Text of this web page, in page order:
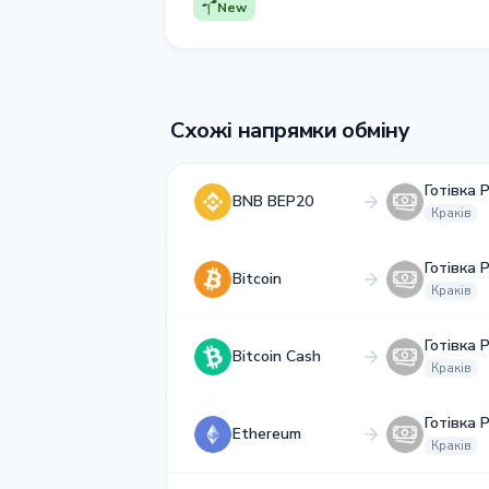
New
Схожі напрямки обміну
BNB BEP20
Готівка
Краків
Bitcoin
Готівка
Краків
Bitcoin Cash
Готівка
Краків
Ethereum
Готівка
Краків